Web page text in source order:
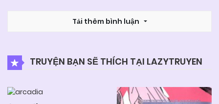
Tải thêm bình luận
TRUYỆN BẠN SẼ THÍCH TẠI LAZYTRUYEN